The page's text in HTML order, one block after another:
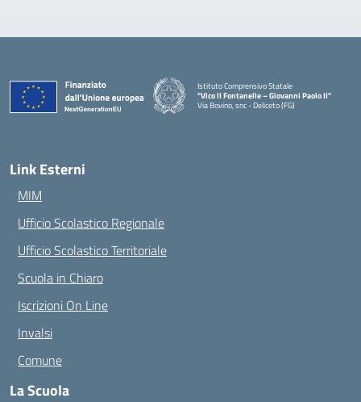
Istituto Comprensivo Statale
"Vico II Fontanelle – Giovanni Paolo II"
Via Bovino, snc - Deliceto (FG)
Link Esterni
MIM
Ufficio Scolastico Regionale
Ufficio Scolastico Territoriale
Scuola in Chiaro
Iscrizioni On Line
Invalsi
Comune
La Scuola